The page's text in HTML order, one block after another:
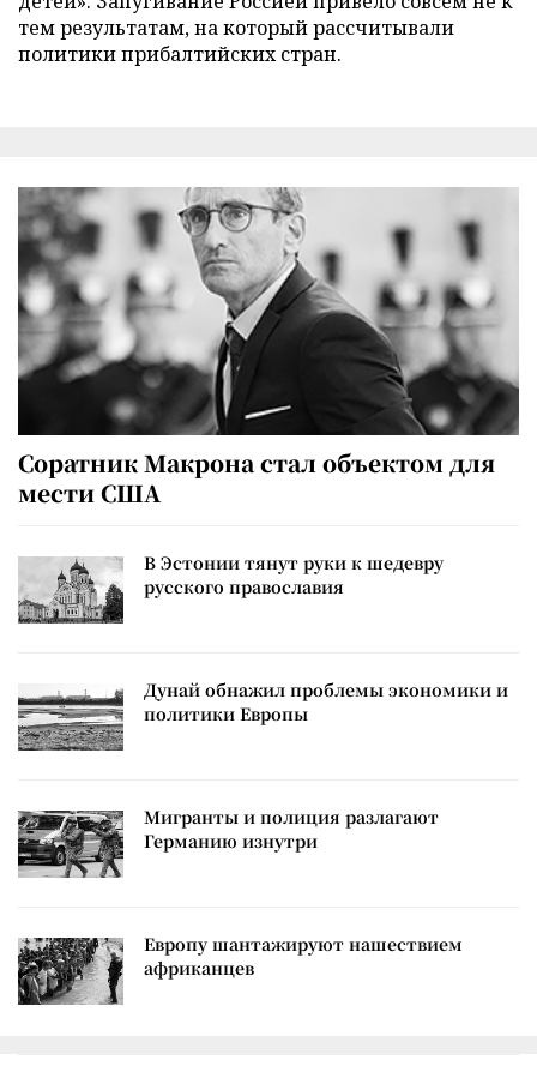
тем результатам, на который рассчитывали
политики прибалтийских стран.
Соратник Макрона стал объектом для
мести США
В Эстонии тянут руки к шедевру
русского православия
Дунай обнажил проблемы экономики и
политики Европы
Мигранты и полиция разлагают
Германию изнутри
Европу шантажируют нашествием
африканцев